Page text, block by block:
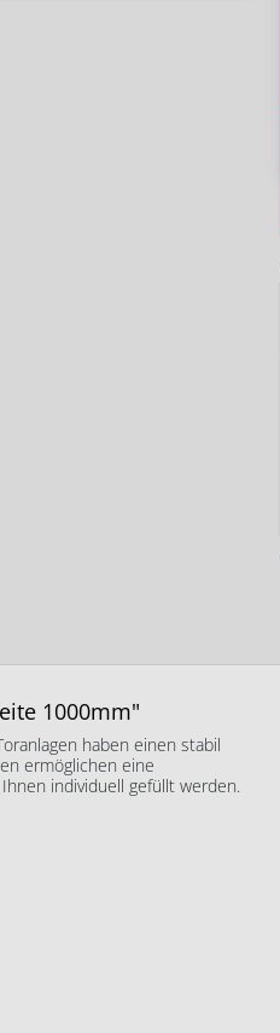
1000mm"
haben einen stabil
ermöglichen eine
individuell gefüllt werden.